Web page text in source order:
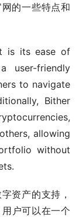
的一些特点和
is its ease of
user-friendly
to navigate
Bither
allowing
without
资产的支持，
户可以在一个